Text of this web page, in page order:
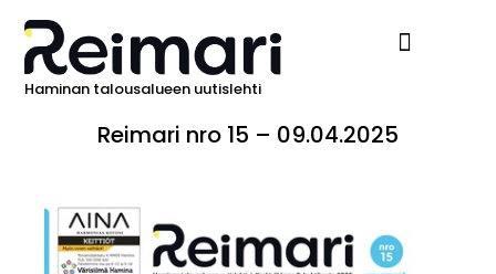
Haminan talousalueen uutislehti
Reimari nro 15 – 09.04.2025